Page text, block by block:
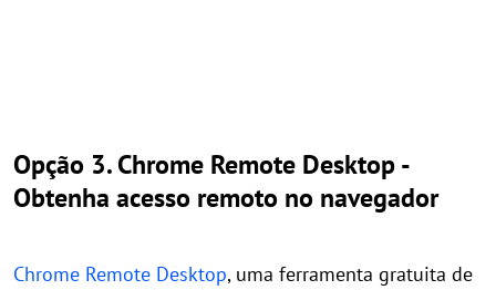
Opção 3. Chrome Remote Desktop -
Obtenha acesso remoto no navegador
Chrome Remote Desktop, uma ferramenta gratuita de